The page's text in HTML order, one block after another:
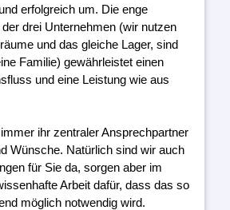
erfolgreich um. Die enge
drei Unternehmen (wir nutzen
und das gleiche Lager, sind
Familie) gewährleistet einen
und eine Leistung wie aus
ihr zentraler Ansprechpartner
Wünsche. Natürlich sind wir auch
für Sie da, sorgen aber im
Arbeit dafür, dass das so
möglich notwendig wird.